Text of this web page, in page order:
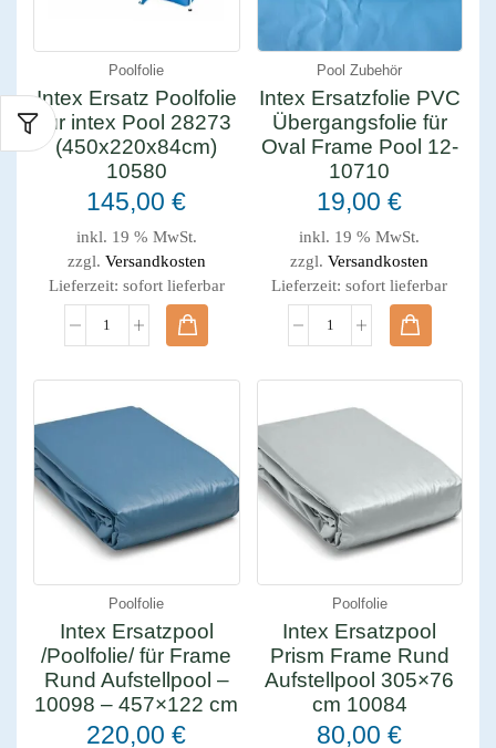
Poolfolie
Intex Ersatz Poolfolie
für intex Pool 28273
(450x220x84cm)
10580
145,00€
inkl. 19 % MwSt.
zzgl. Versandkosten
Lieferzeit: sofort lieferbar
Pool Zubehör
Intex Ersatzfolie PVC
Übergangsfolie für
Oval Frame Pool 12-
10710
19,00€
inkl. 19 % MwSt.
zzgl.Versandkosten
Lieferzeit:sofort lieferbar
Poolfolie
Intex Ersatzpool
/Poolfolie/ für Frame
Rund Aufstellpool –
10098 – 457×122 cm
220,00€
Poolfolie
Intex Ersatzpool
Prism Frame Rund
Aufstellpool 305×76
cm 10084
80,00€